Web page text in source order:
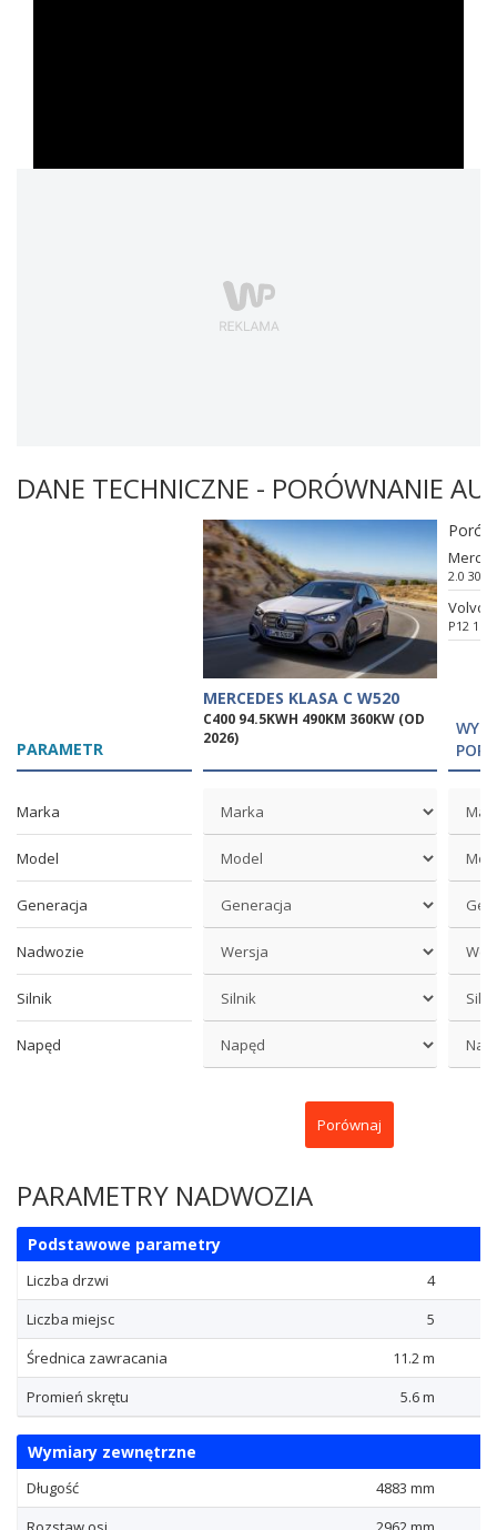
DANE TECHNICZNE - PORÓWNANIE
PARAMETR
MERCEDES KLASA C W520
C400 94.5KWH 490KM 360KW (OD
2026)
2.0 300
Volvo
P12
Marka
Model
Generacja
Nadwozie
Silnik
Napęd
Porównaj
PARAMETRY NADWOZIA
Podstawowe parametry
Liczba drzwi
4
Liczba miejsc
5
Średnica zawracania
11.2 m
Promień skrętu
5.6 m
Wymiary zewnętrzne
Długość
4883 mm